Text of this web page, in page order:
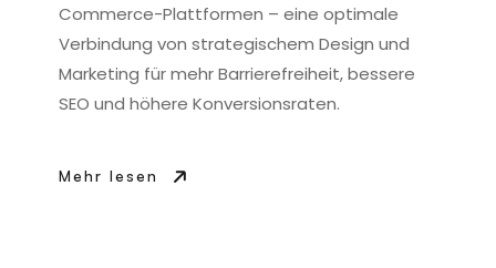
Commerce-Plattformen – eine optimale
Verbindung von strategischem Design und
Marketing für mehr Barrierefreiheit, bessere
SEO und höhere Konversionsraten.
Mehr lesen